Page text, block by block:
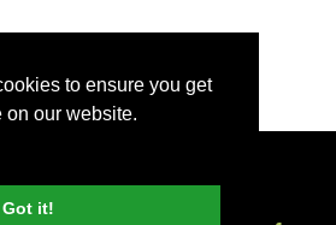
to ensure you get
on our website.
Got it!|